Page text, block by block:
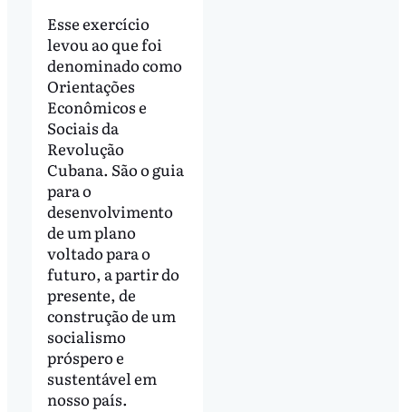
Esse exercício
levou ao que foi
denominado como
Orientações
Econômicos e
Sociais da
Revolução
Cubana. São o guia
para o
desenvolvimento
de um plano
voltado para o
futuro, a partir do
presente, de
construção de um
socialismo
próspero e
sustentável em
nosso país.